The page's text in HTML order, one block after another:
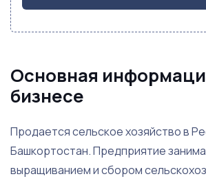
Основная
бизнесе
Продается сельское хозяйство в
Башкортостан. Предприятие
выращиванием и сбором